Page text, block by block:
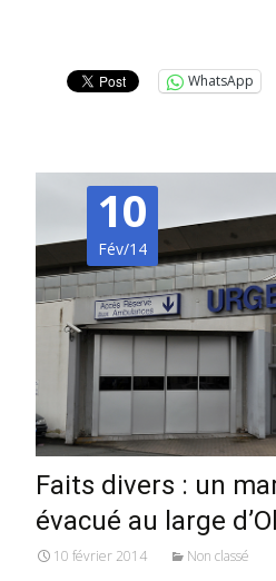
WhatsApp
10
Fév/14
Faits divers : un
évacué au large
10 février 2014 Non classé